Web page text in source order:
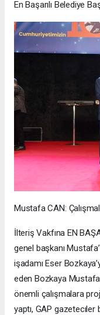
En Başarılı Belediye
Mustafa CAN:
İlteriş Vakfına EN
genel başkanı
işadamı Eser
eden Bozkaya
önemli çalışmalara
yaptı, GAP gazetecıler